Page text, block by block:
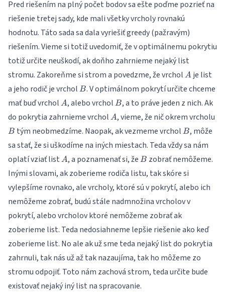
Pred riešením na plný počet bodov sa ešte poďme pozrieť na
riešenie tretej sady, kde mali všetky vrcholy rovnakú
hodnotu. Táto sada sa dala vyriešiť greedy (pažravým)
riešením. Vieme si totiž uvedomiť, že v optimálnemu pokrytiu
totiž určite neuškodí, ak doňho zahrnieme nejaký list
stromu. Zakoreňme si strom a povedzme, že vrchol A
A je list
a jeho rodič je vrchol B
B. V optimálnom pokrytí určite chceme
mať buď vrchol A
A, alebo vrchol B
B, a to práve jeden z nich. Ak
do pokrytia zahrnieme vrchol A
A, vieme, že nič okrem vrcholu
B tým neobmedzíme. Naopak, ak vezmeme vrchol B
B, môže
sa stať, že si uškodíme na iných miestach. Teda vždy sa nám
oplatí vziať list A
A, a poznamenať si, že B
B zobrať nemôžeme.
Inými slovami, ak zoberieme rodiča listu, tak skóre si
vylepšíme rovnako, ale vrcholy, ktoré sú v pokrytí, alebo ich
nemôžeme zobrať, budú stále nadmnožina vrcholov v
pokrytí, alebo vrcholov ktoré nemôžeme zobrať ak
zoberieme list. Teda nedosiahneme lepšie riešenie ako keď
zoberieme list. No ale ak už sme teda nejaký list do pokrytia
zahrnuli, tak nás už až tak nazaujíma, tak ho môžeme zo
stromu odpojiť. Toto nám zachová strom, teda určite bude
existovať nejaký iný list na spracovanie.